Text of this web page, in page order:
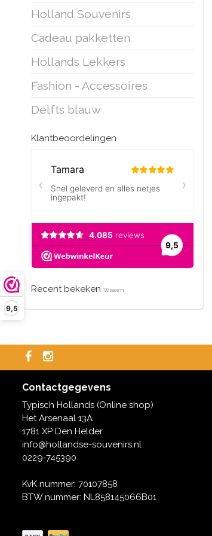
9,5
Holland Souvenirs
Cadeau pakketten
Hollands Lekkers
Fashion - Accessoires
Delfts blauw
Klantbeoordelingen
Recent bekeken Wissen
Contactgegevens
Typisch Hollands (Online shop)
Het Arsenaal 13A
1781 XP Den Helder
info@hollandse-souvenirs.nl
0229-745390
KvK nummer: 70107858
BTW nummer: NL858145066B01